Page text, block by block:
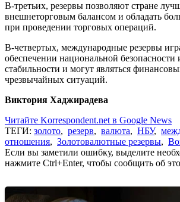
В-третьих, резервы позволяют стране
внешнеторговым балансом и обладать
при проведении торговых операций.
В-четвертых, международные резервы
обеспечении национальной безопасности
стабильности и могут являться
чрезвычайных ситуаций.
Виктория Хаджирадева
Читайте Korrespondent.net в Google News
ТЕГИ: золото, резерв, валюта, НБУ,
отношения, Золотовалютные резервы,
Если вы заметили ошибку, выделите
нажмите Ctrl+Enter, чтобы сообщить об